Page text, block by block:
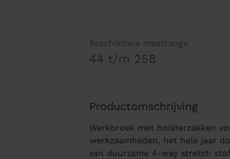
Beschikbare maatrange
44 t/m 258
Productomschrijving
Werkbroek met holsterzakken
werkzaamheden, het hele jaar
van duurzame 4-way stretch